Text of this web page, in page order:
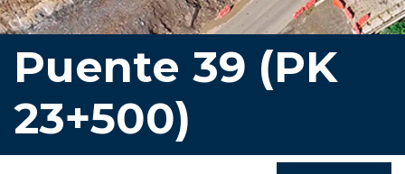
Puente 39 (PK
23+500)